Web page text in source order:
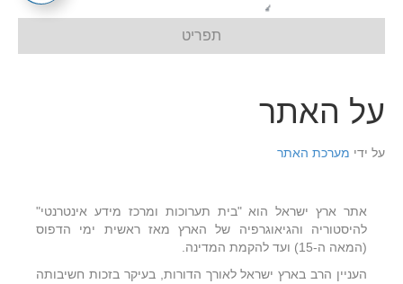
תפריט
על האתר
על ידי מערכת האתר
אתר ארץ ישראל הוא "בית תערוכות ומרכז מידע אינטרנטי"
להיסטוריה והגיאוגרפיה של הארץ מאז ראשית ימי הדפוס
(המאה ה-15) ועד להקמת המדינה.
העניין הרב בארץ ישראל לאורך הדורות, בעיקר בזכות חשיבותה